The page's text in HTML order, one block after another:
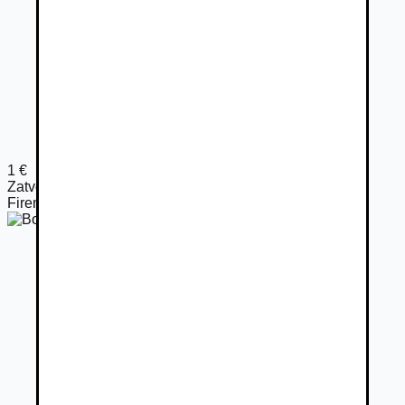
1 €
Zatvorené
Firemný predajca